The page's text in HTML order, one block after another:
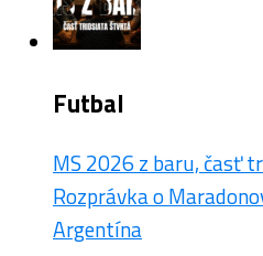
Futbal
MS 2026 z baru, časť
Rozprávka o
Argentína